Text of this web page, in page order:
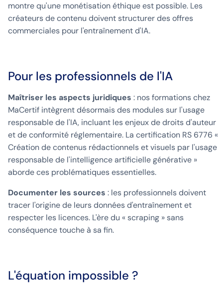
montre qu'une monétisation éthique est possible. Les
créateurs de contenu doivent structurer des offres
commerciales pour l'entraînement d'IA.
Pour les professionnels de l'IA
Maîtriser les aspects juridiques : nos formations chez
MaCertif intègrent désormais des modules sur l'usage
responsable de l'IA, incluant les enjeux de droits d'auteur
et de conformité réglementaire. La certification RS 6776 «
Création de contenus rédactionnels et visuels par l'usage
responsable de l'intelligence artificielle générative »
aborde ces problématiques essentielles.
Documenter les sources : les professionnels doivent
tracer l'origine de leurs données d'entraînement et
respecter les licences. L'ère du « scraping » sans
conséquence touche à sa fin.
L'équation impossible ?